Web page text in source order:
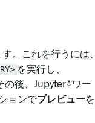
。これを行うには、
を実行し、
の後、Jupyter®ワー
ョンでプレビューを